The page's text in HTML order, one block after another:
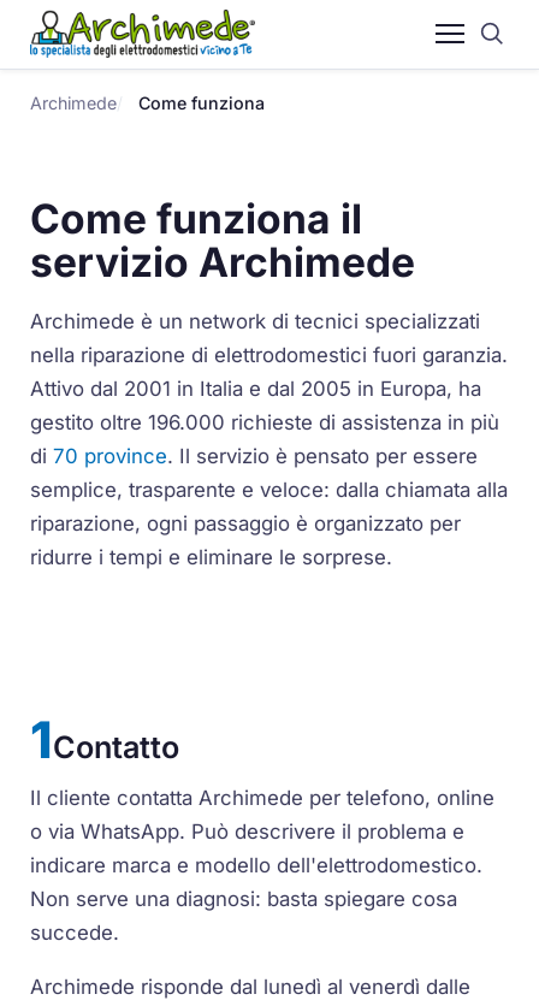
Archimede Come funziona
Come funziona il
servizio Archimede
Archimede è un network di tecnici specializzati
nella riparazione di elettrodomestici fuori garanzia.
Attivo dal 2001 in Italia e dal 2005 in Europa, ha
gestito oltre 196.000 richieste di assistenza in più
di70 province. Il servizio è pensato per essere
semplice, trasparente e veloce: dalla chiamata alla
riparazione, ogni passaggio è organizzato per
ridurre i tempi e eliminare le sorprese.
Contatto
Il cliente contatta Archimede per telefono, online
o via WhatsApp. Può descrivere il problema e
indicare marca e modello dell'elettrodomestico.
Non serve una diagnosi: basta spiegare cosa
succede.
Archimede risponde dal lunedì al venerdì dalle